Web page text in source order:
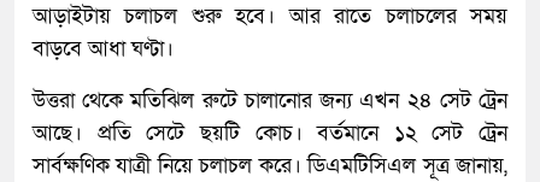
আড়াইটায় চলাচল শুরু হবে। আর রাতে চলাচলের সময়
বাড়বে আধা ঘণ্টা।
উত্তরা থেকে মতিঝিল রুটে চালানোর জন্য এখন ২৪ সেট ট্রেন
আছে। প্রতি সেটে ছয়টি কোচ। বর্তমানে ১২ সেট ট্রেন
সার্বক্ষণিক যাত্রী নিয়ে চলাচল করে। ডিএমটিসিএল সূত্র জানায়,